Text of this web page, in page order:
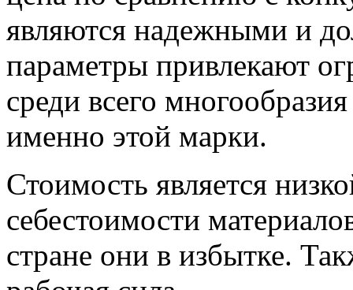
являются надежными и
параметры привлекают
среди всего
именно этой марки.
Стоимость является
себестоимости
стране они в избытке.